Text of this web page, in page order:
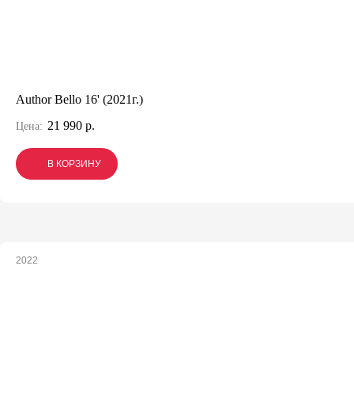
Author Bello 16' (2021г.)
Цена: 21 990 р.
В КОРЗИНУ
В КОРЗИНУ
В КОРЗИНУ
2022